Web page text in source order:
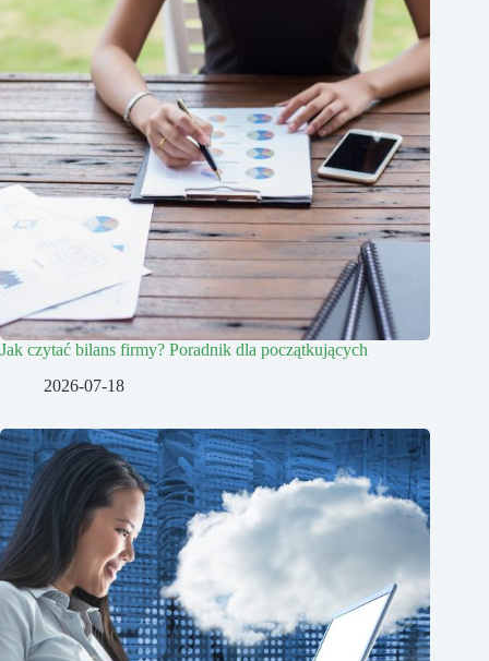
Jak czytać bilans firmy? Poradnik dla początkujących
2026-07-18